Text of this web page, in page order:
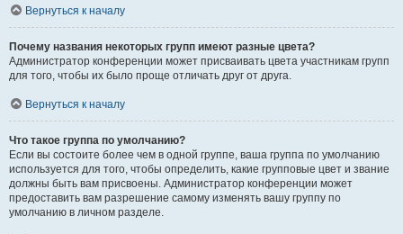
Вернуться к началу
Почему названия некоторых групп имеют разные цвета?
Администратор конференции может присваивать цвета участникам групп
для того, чтобы их было проще отличать друг от друга.
Вернуться к началу
Что такое группа по умолчанию?
Если вы состоите более чем в одной группе, ваша группа по умолчанию
используется для того, чтобы определить, какие групповые цвет и звание
должны быть вам присвоены. Администратор конференции может
предоставить вам разрешение самому изменять вашу группу по
умолчанию в личном разделе.